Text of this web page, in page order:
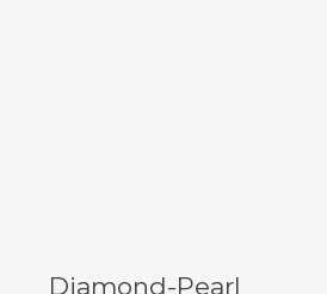
Diamond-Pearl